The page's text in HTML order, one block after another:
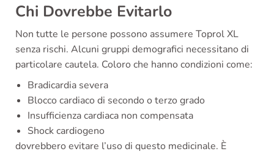
Chi Dovrebbe Evitarlo
Non tutte le persone possono assumere Toprol XL
senza rischi. Alcuni gruppi demografici necessitano di
particolare cautela. Coloro che hanno condizioni come:
Bradicardia severa
Blocco cardiaco di secondo o terzo grado
Insufficienza cardiaca non compensata
Shock cardiogeno
dovrebbero evitare l’uso di questo medicinale. È